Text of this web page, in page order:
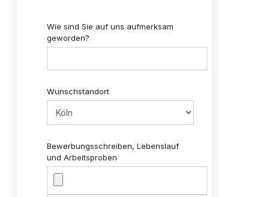
Wie sind Sie auf uns aufmerksam
geworden?
Wunschstandort
Bewerbungsschreiben, Lebenslauf
und Arbeitsproben